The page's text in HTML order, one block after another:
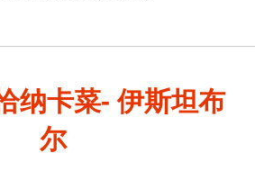
纳卡菜- 伊斯坦布
尔